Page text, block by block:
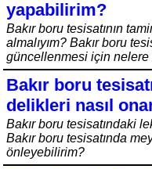
yapabilirim?
Bakır boru tesisatının
almalıyım? Bakır boru
güncellenmesi için
Bakır boru
delikleri nasıl
Bakır boru tesisatındaki
Bakır boru tesisatında
önleyebilirim?